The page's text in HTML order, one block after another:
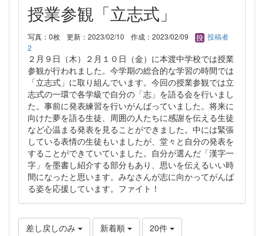
授業参観「立志式」
写真：0枚 更新：2023/02/10 作成：2023/02/09
投稿者
2
２月９日（木）２月１０日（金）に本渡中学校では授業
参観が行われました。今学期の総合的な学習の時間では
「立志式」に取り組んでいます。今回の授業参観では立
志式の一環で各学級で自分の「志」を語る会を行いまし
た。事前に発表練習を行いがんばっていました。将来に
向けた夢を語る生徒、周囲の人たちに感謝を伝える生徒
など心温まる発表を見ることができました。中には緊張
している表情の生徒もいましたが、堂々と自分の発表を
することができていていました。自分が選んだ「漢字一
字」を墨書し紹介する部分もあり、思いを伝えるいい時
間になったと思います。みなさんが志に向かってがんば
る姿を応援しています。ファイト！
差し戻しのみ 新着順 20件